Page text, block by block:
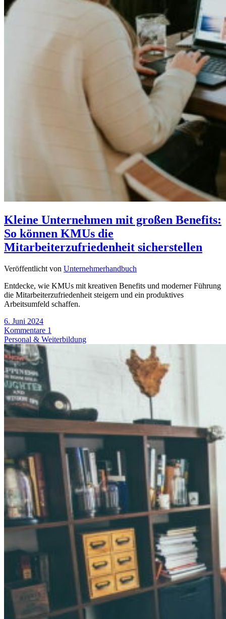
Kleine Unternehmen mit großen Benefits:
So können KMUs die
Mitarbeiterzufriedenheit sicherstellen
Veröffentlicht von Unternehmerhandbuch
Entdecke, wie KMUs mit kreativen Benefits und moderner Führung
die Mitarbeiterzufriedenheit steigern und ein produktives
Arbeitsumfeld schaffen.
6. Juni 2024
Kommentare 1
Personal & Weiterbildung